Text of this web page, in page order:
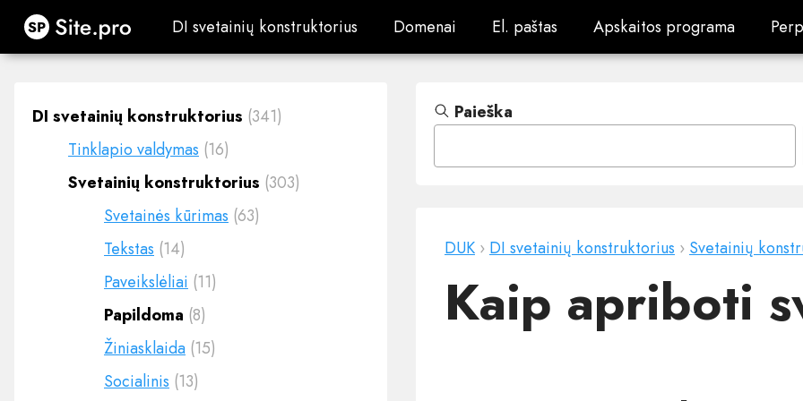
Site.pro DI svetainių konstruktorius
DI svetainių konstruktorius Domenai
Domenai El. paštas
El. paštas Apskaitos programa
Apskaitos programa
DI svetainių konstruktorius (341)
Tinklapio valdymas (16)
Svetainių konstruktorius (303)
Svetainės kūrimas (63)
Tekstas (14)
Paveikslėliai (11)
Papildoma (8)
Žiniasklaida (15)
Socialinis (13)
Paieška
DUK › DI svetainių konstruktorius › Svetainių
Kaip apriboti